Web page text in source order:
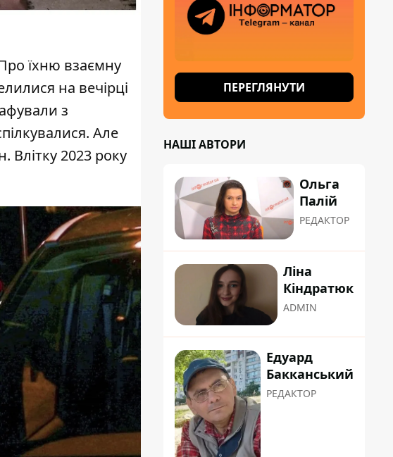
їхню взаємну
на вечірці
з
Але
Влітку 2023 року
ПЕРЕГЛЯНУТИ
НАШІ АВТОРИ
Ольга
Палій
РЕДАКТОР
Ліна
Кіндратюк
ADMIN
Едуард
Бакканський
РЕДАКТОР